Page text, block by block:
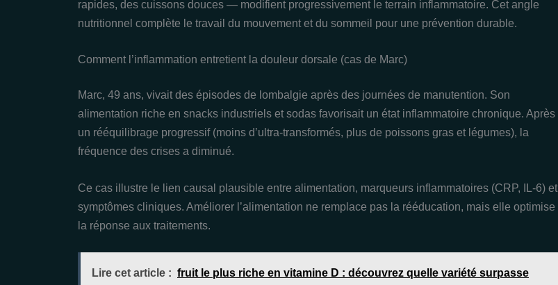
rapides, des cuissons douces — modifient progressivement le terrain inflammatoire. Cet angle
nutritionnel complète le travail du mouvement et du sommeil pour une prévention durable.
Comment l’inflammation entretient la douleur dorsale (cas de Marc)
Marc, 49 ans, vivait des épisodes de lombalgie après des journées de manutention. Son
alimentation riche en snacks industriels et sodas favorisait un état inflammatoire chronique. Après
un rééquilibrage progressif (moins d’ultra‑transformés, plus de poissons gras et légumes), la
fréquence des crises a diminué.
Ce cas illustre le lien causal plausible entre alimentation, marqueurs inflammatoires (CRP, IL‑6) et
symptômes cliniques. Améliorer l’alimentation ne remplace pas la rééducation, mais elle optimise
la réponse aux traitements.
Lire cet article : fruit le plus riche en vitamine D : découvrez quelle variété surpasse